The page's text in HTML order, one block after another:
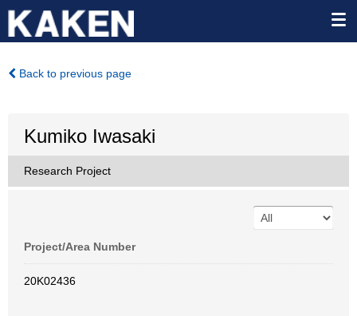
Back to previous page
Kumiko Iwasaki
Research Project
Project/Area Number
20K02436